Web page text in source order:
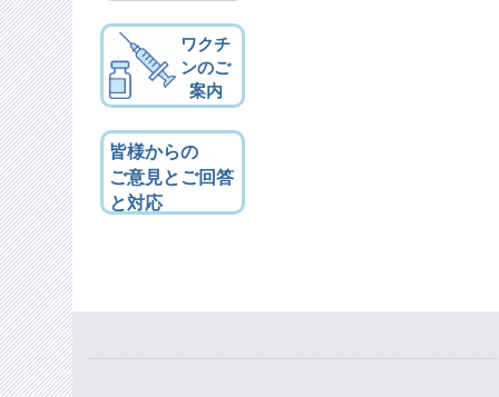
ワクチ
ンのご
案内
皆様からの
ご意見とご回答
と対応